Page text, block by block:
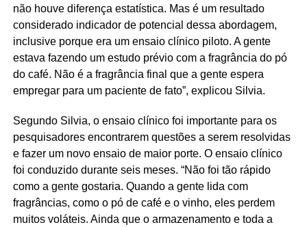
não houve diferença estatística. Mas é um resultado
considerado indicador de potencial dessa abordagem,
inclusive porque era um ensaio clínico piloto. A gente
estava fazendo um estudo prévio com a fragrância do pó
do café. Não é a fragrância final que a gente espera
empregar para um paciente de fato”, explicou Silvia.
Segundo Silvia, o ensaio clínico foi importante para os
pesquisadores encontrarem questões a serem resolvidas
e fazer um novo ensaio de maior porte. O ensaio clínico
foi conduzido durante seis meses. “Não foi tão rápido
como a gente gostaria. Quando a gente lida com
fragrâncias, como o pó de café e o vinho, eles perdem
muitos voláteis. Ainda que o armazenamento e toda a